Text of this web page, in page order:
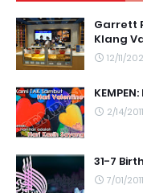
Garrett
Klang
12/11/
2/14/
31-7
7/01/